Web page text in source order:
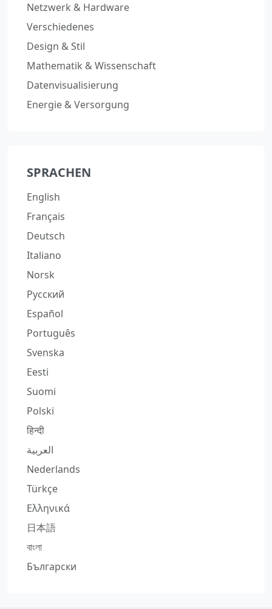
Netzwerk & Hardware
Verschiedenes
Design & Stil
Mathematik & Wissenschaft
Datenvisualisierung
Energie & Versorgung
SPRACHEN
English
Français
Deutsch
Italiano
Norsk
Русский
Español
Português
Svenska
Eesti
Suomi
Polski
हिन्दी
العربية
Nederlands
Türkçe
Ελληνικά
日本語
বাংলা
Български